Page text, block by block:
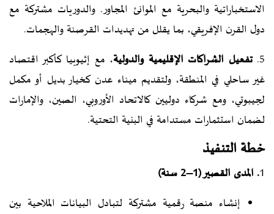
الاستخباراتية والبحرية مع الموانئ المجاور. والدوريات مشتركة مع
دول القرن الإفريقي، بما يقلل من تهديدات القرصنة والهجمات.
5. تفعيل الشراكات الإقليمية والدولية، مع إثيوبيا كأكبر اقتصاد
غير ساحلي في المنطقة، ولتقديم ميناء عدن كخيار بديل أو مكمل
لجيبوتي، ومع شركاء دوليين كالاتحاد الأوروبي، الصين، والإمارات
لضمان استثمارات مستدامة في البنية التحتية.
خطة التنفيذ
1. المدى القصير (1–2 سنة)
إنشاء منصة رقمية مشتركة لتبادل البيانات الملاحية بين